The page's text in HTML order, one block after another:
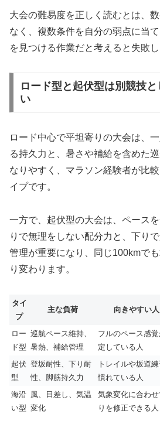
大会の難易度を正しく読むとは、
なく、複数条件を自分の弱点に当
を見つける作業だと考えると失敗し
ロード型と起伏型は別競技
い
ロード中心で平坦寄りの大会は、
る持久力と、暑さや補給を含めた
なりやすく、マラソン経験者が比
イプです。
一方で、起伏型の大会は、ペース
りで無理をしない配分力と、下り
管理が重要になり、同じ100kmで
り変わります。
タイ
プ
主な負荷 向きやすい人
ロー
ド型
巡航ペース維持、
暑熱、補給管理
フルのペース感
定している人
起伏
型
登坂耐性、下り耐
性、脚筋持久力
トレイルや坂道練
慣れている人
海沿
い型
風、日差し、気温
変化
気象変化に合わせ
りを修正できる人